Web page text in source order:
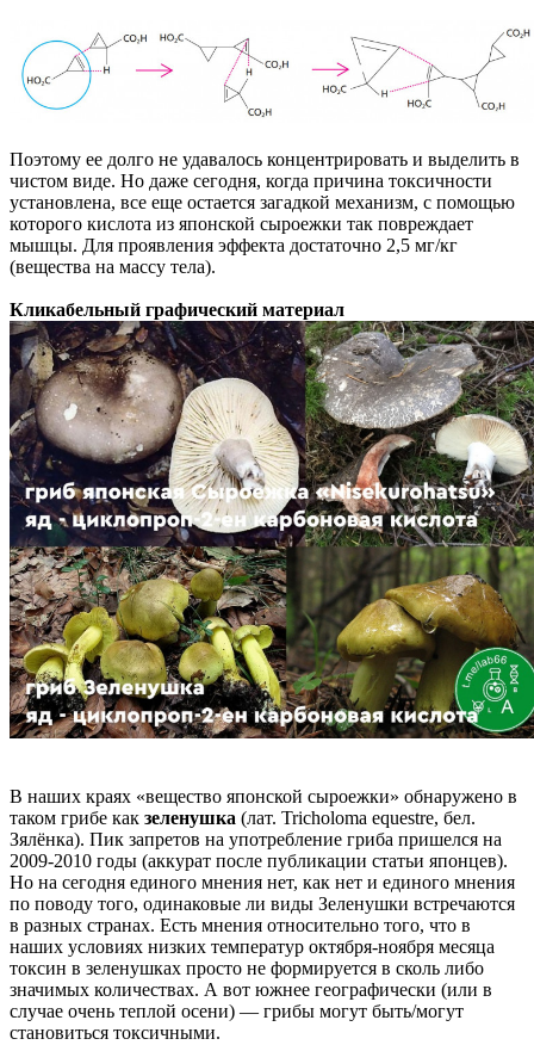
Поэтому ее долго не удавалось концентрировать и выделить в
чистом виде. Но даже сегодня, когда причина токсичности
установлена, все еще остается загадкой механизм, с помощью
которого кислота из японской сыроежки так повреждает
мышцы. Для проявления эффекта достаточно 2,5 мг/кг
(вещества на массу тела).
Кликабельный графический материал
В наших краях «вещество японской сыроежки» обнаружено в
таком грибе как зеленушка (лат. Tricholoma equestre, бел.
Зялёнка). Пик запретов на употребление гриба пришелся на
2009-2010 годы (аккурат после публикации статьи японцев).
Но на сегодня единого мнения нет, как нет и единого мнения
по поводу того, одинаковые ли виды Зеленушки встречаются
в разных странах. Есть мнения относительно того, что в
наших условиях низких температур октября-ноября месяца
токсин в зеленушках просто не формируется в сколь либо
значимых количествах. А вот южнее географически (или в
случае очень теплой осени) — грибы могут быть/могут
становиться токсичными.